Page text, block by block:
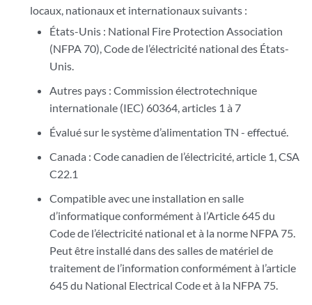
locaux, nationaux et internationaux suivants :
États-Unis : National Fire Protection Association
(NFPA 70), Code de l’électricité national des États-
Unis.
Autres pays : Commission électrotechnique
internationale (IEC) 60364, articles 1 à 7
Évalué sur le système d’alimentation TN - effectué.
Canada : Code canadien de l’électricité, article 1, CSA
C22.1
Compatible avec une installation en salle
d’informatique conformément à l’Article 645 du
Code de l’électricité national et à la norme NFPA 75.
Peut être installé dans des salles de matériel de
traitement de l’information conformément à l’article
645 du National Electrical Code et à la NFPA 75.